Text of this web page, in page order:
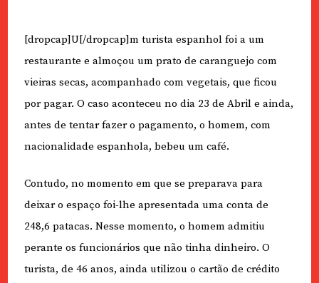
[dropcap]U[/dropcap]m turista espanhol foi a um
restaurante e almoçou um prato de caranguejo com
vieiras secas, acompanhado com vegetais, que ficou
por pagar. O caso aconteceu no dia 23 de Abril e ainda,
antes de tentar fazer o pagamento, o homem, com
nacionalidade espanhola, bebeu um café.
Contudo, no momento em que se preparava para
deixar o espaço foi-lhe apresentada uma conta de
248,6 patacas. Nesse momento, o homem admitiu
perante os funcionários que não tinha dinheiro. O
turista, de 46 anos, ainda utilizou o cartão de crédito